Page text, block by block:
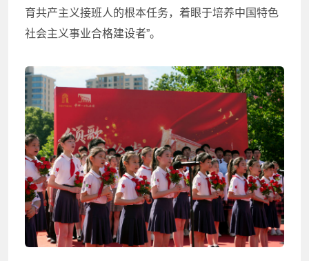
育共产主义接班人的根本任务，着眼于培养中国特色
社会主义事业合格建设者”。